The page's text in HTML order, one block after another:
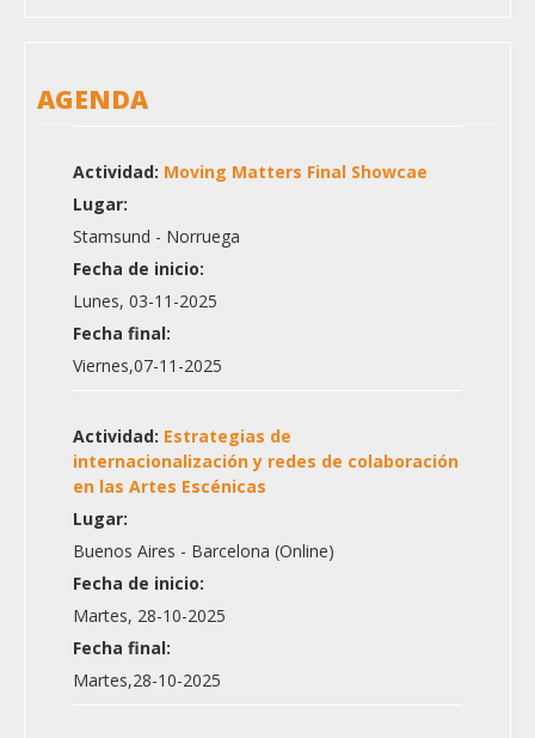
AGENDA
Actividad: Moving Matters Final Showcae
Lugar:
Stamsund - Norruega
Fecha de inicio:
Lunes, 03-11-2025
Fecha final:
Viernes,07-11-2025
Actividad: Estrategias de
internacionalización y redes de colaboración
en las Artes Escénicas
Lugar:
Buenos Aires - Barcelona (Online)
Fecha de inicio:
Martes, 28-10-2025
Fecha final:
Martes,28-10-2025